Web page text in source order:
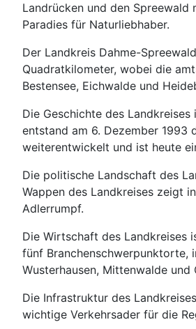
Landrücken und den
Paradies für Naturliebhaber.
Der Landkreis Dahme-
Quadratkilometer, wobei die
Bestensee, Eichwalde und
Die Geschichte des
entstand am 6. Dezember 1993
weiterentwickelt und ist heute
Die politische Landschaft des
Wappen des Landkreises zeigt
Adlerrumpf.
Die Wirtschaft des Landkreises
fünf Branchenschwerpunktorte,
Wusterhausen, Mittenwalde und
Die Infrastruktur des
wichtige Verkehrsader für die